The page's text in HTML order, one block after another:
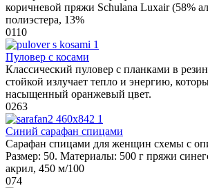
коричневой пряжи Schulana Luxair (58%
полиэстера, 13%
0110
Пуловер с косами
Классический пуловер с планками в
стойкой излучает тепло и энергию,
насыщенный оранжевый цвет.
0263
Синий сарафан спицами
Сарафан спицами для женщин схемы с
Размер: 50. Материалы: 500 г пряжи
акрил, 450 м/100
074